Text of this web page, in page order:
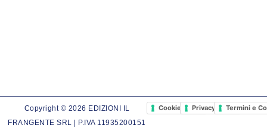
Copyright © 2026 EDIZIONI IL
FRANGENTE SRL | P.IVA 11935200151
Cookie PolicyPrivacy PolicyTermini e